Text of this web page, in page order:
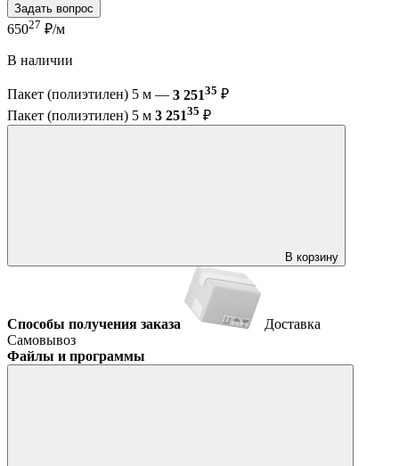
Задать вопрос
65027 ₽/м
В наличии
Пакет (полиэтилен) 5 м — 3 25135 ₽
Пакет (полиэтилен) 5 м 3 25135 ₽
В корзину
Способы получения заказа
Доставка
Самовывоз
Файлы и программы